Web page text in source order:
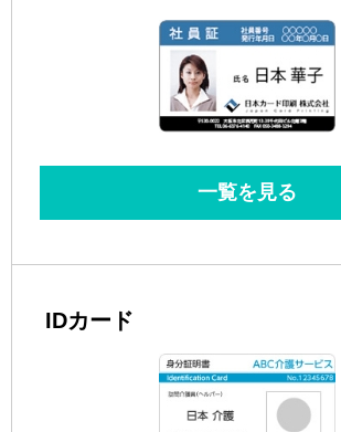
一覧を見る
IDカード